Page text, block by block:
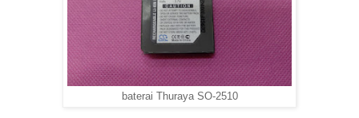
baterai Thuraya SO-2510